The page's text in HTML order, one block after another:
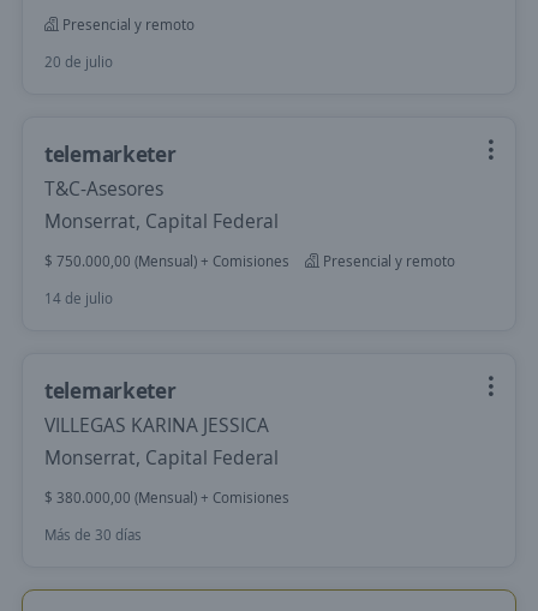
Presencial y remoto
20 de julio
telemarketer
T&C-Asesores
Monserrat, Capital Federal
$ 750.000,00 (Mensual) + Comisiones
Presencial y remoto
14 de julio
telemarketer
VILLEGAS KARINA JESSICA
Monserrat, Capital Federal
$ 380.000,00 (Mensual) + Comisiones
Más de 30 días